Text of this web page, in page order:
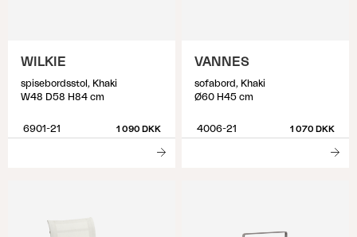
WILKIE
spisebordsstol, Khaki
W48 D58 H84 cm
6901-21 1 090 DKK
VANNES
sofabord, Khaki
Ø60 H45 cm
4006-21 1 070 DKK